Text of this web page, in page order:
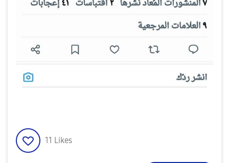
11 Likes